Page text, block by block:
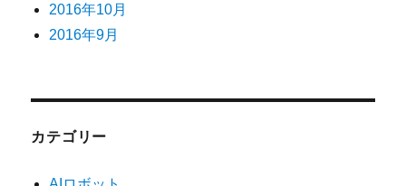
2016年10月
2016年9月
カテゴリー